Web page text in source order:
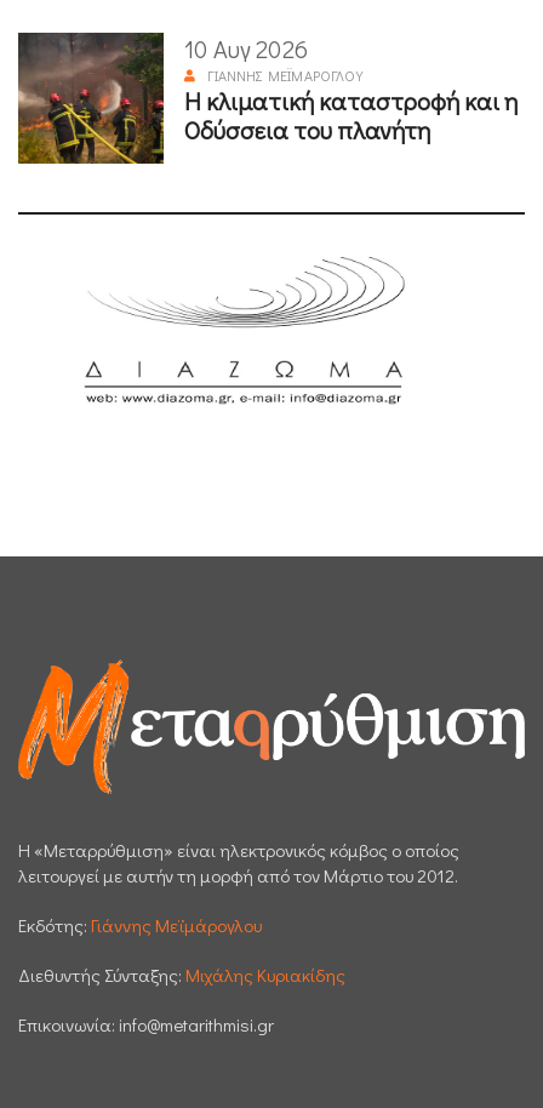
10 Αυγ 2026
ΓΙΆΝΝΗΣ ΜΕΪΜΆΡΟΓΛΟΥ
Η κλιματική καταστροφή και η
Οδύσσεια του πλανήτη
H «Μεταρρύθμιση» είναι ηλεκτρονικός κόμβος ο οποίος
λειτουργεί με αυτήν τη μορφή από τον Μάρτιο του 2012.
Εκδότης: Γιάννης Μεϊμάρογλου
Διεθυντής Σύνταξης: Μιχάλης Κυριακίδης
Επικοινωνία: info@metarithmisi.gr